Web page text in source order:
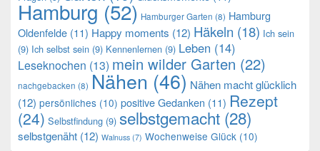
Hamburg (52) Hamburger Garten (8) Hamburg
Oldenfelde (11) Happy moments (12) Häkeln (18) Ich sein
(9) Ich selbst sein (9) Kennenlernen (9) Leben (14)
Leseknochen (13) mein wilder Garten (22)
nachgebacken (8) Nähen (46) Nähen macht glücklich
(12) persönliches (10) positive Gedanken (11) Rezept
(24) Selbstfindung (9) selbstgemacht (28)
selbstgenäht (12) Walnuss (7) Wochenweise Glück (10)